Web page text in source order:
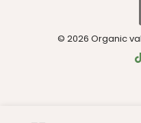
© 2026 Organic